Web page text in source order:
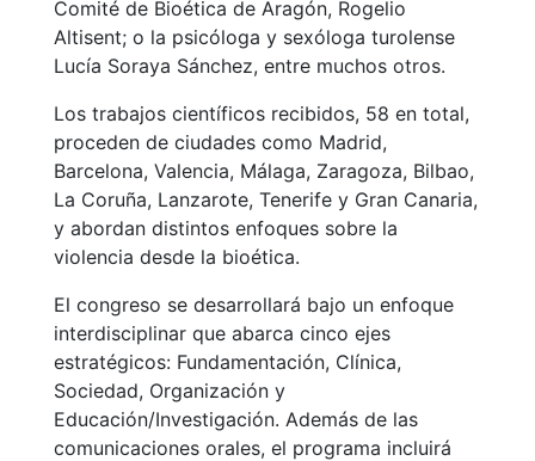
Comité de Bioética de Aragón, Rogelio
Altisent; o la psicóloga y sexóloga turolense
Lucía Soraya Sánchez, entre muchos otros.
Los trabajos científicos recibidos, 58 en total,
proceden de ciudades como Madrid,
Barcelona, Valencia, Málaga, Zaragoza, Bilbao,
La Coruña, Lanzarote, Tenerife y Gran Canaria,
y abordan distintos enfoques sobre la
violencia desde la bioética.
El congreso se desarrollará bajo un enfoque
interdisciplinar que abarca cinco ejes
estratégicos: Fundamentación, Clínica,
Sociedad, Organización y
Educación/Investigación. Además de las
comunicaciones orales, el programa incluirá